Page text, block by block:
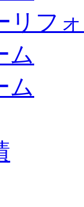
リフ
ム
ム